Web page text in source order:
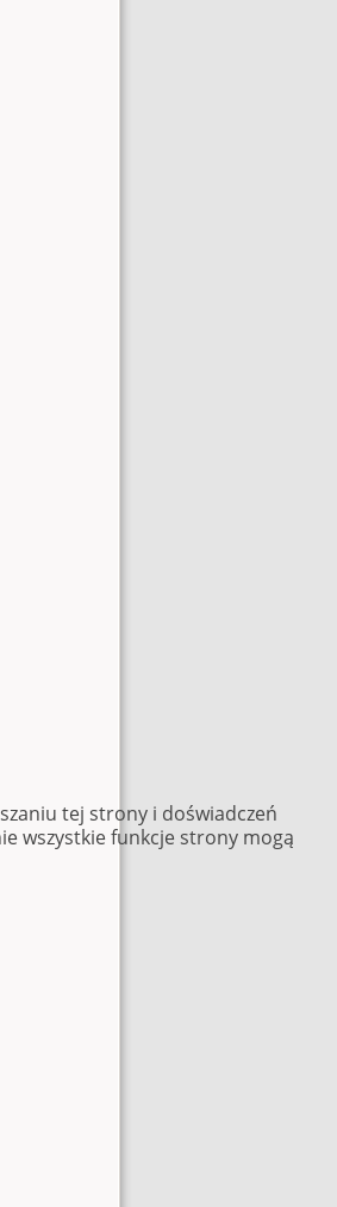
tej strony i doświadczeń
wszystkie funkcje strony mogą